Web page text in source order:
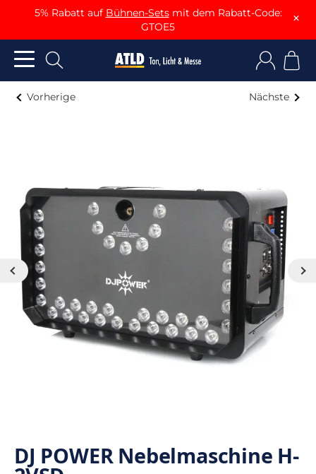
5% Rabatt auf Bühnen-Setsmit dem Rabatt-Code:
GTOE5
×
Vorherige Nächste
DJ POWER Nebelmaschine H-